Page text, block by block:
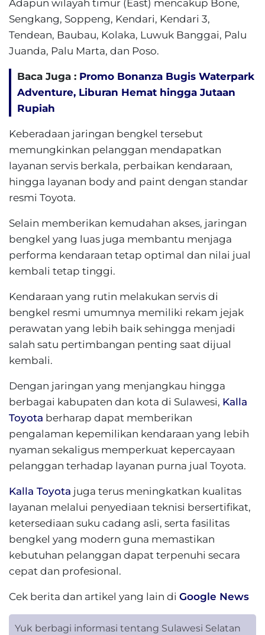
Adapun wilayah timur (East) mencakup Bone,
Sengkang, Soppeng, Kendari, Kendari 3,
Tendean, Baubau, Kolaka, Luwuk Banggai, Palu
Juanda, Palu Marta, dan Poso.
Baca Juga : Promo Bonanza Bugis Waterpark
Adventure, Liburan Hemat hingga Jutaan
Rupiah
Keberadaan jaringan bengkel tersebut
memungkinkan pelanggan mendapatkan
layanan servis berkala, perbaikan kendaraan,
hingga layanan body and paint dengan standar
resmi Toyota.
Selain memberikan kemudahan akses, jaringan
bengkel yang luas juga membantu menjaga
performa kendaraan tetap optimal dan nilai jual
kembali tetap tinggi.
Kendaraan yang rutin melakukan servis di
bengkel resmi umumnya memiliki rekam jejak
perawatan yang lebih baik sehingga menjadi
salah satu pertimbangan penting saat dijual
kembali.
Dengan jaringan yang menjangkau hingga
berbagai kabupaten dan kota di Sulawesi, Kalla
Toyota berharap dapat memberikan
pengalaman kepemilikan kendaraan yang lebih
nyaman sekaligus memperkuat kepercayaan
pelanggan terhadap layanan purna jual Toyota.
Kalla Toyota juga terus meningkatkan kualitas
layanan melalui penyediaan teknisi bersertifikat,
ketersediaan suku cadang asli, serta fasilitas
bengkel yang modern guna memastikan
kebutuhan pelanggan dapat terpenuhi secara
cepat dan profesional.
Cek berita dan artikel yang lain di Google News
Yuk berbagi informasi tentang Sulawesi Selatan